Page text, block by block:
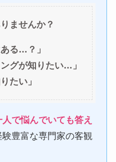
ませんか？
る…？」
グが知りたい…」
たい」
人で悩んでいても答え
験豊富な専門家の客観